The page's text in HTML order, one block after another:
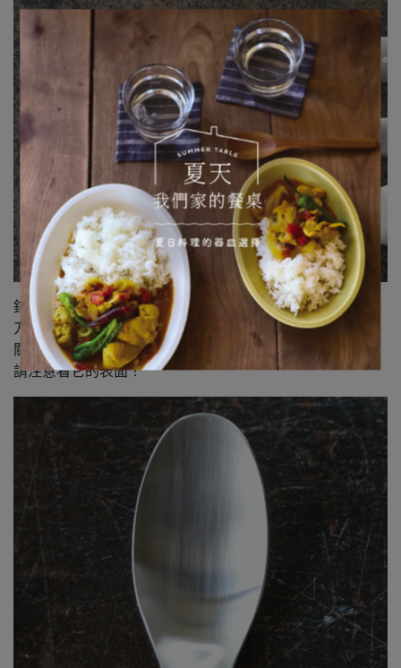
鐫刻著系列名稱「buffet」以及「STUDIO M'」的標誌。
刀叉湯匙上打著標誌，感覺挺時髦的，對吧？
關於buffet系列，還有一點要特別介紹。
請注意看它的表面！